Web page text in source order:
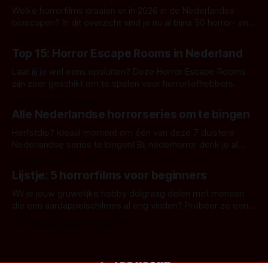
Welke horrorfilms draaien er in 2026 in de Nederlandse
bioscopen? In dit overzicht vind je nu al bijna 50 horror- en
Top 15: Horror Escape Rooms in Nederland
Laat jij je wel eens opsluiten? Deze Horror Escape Rooms
zijn zeer geschikt om te spelen voor horrorliefhebbers.
Alle Nederlandse horrorseries om te bingen
Herfstdip? Ideaal moment om één van deze 7 duistere
Nederlandse series te bingen! Bij nederhorror denk je al
Amsterdamned of The Johnsons. Maar Nederlandse horror
is niet beperkt tot films. Hier een aantal Nederlandse tv-
series uit het duistere of horrorgenre. Als
Lijstje: 5 horrorfilms voor beginners
Wil je jouw gruwelijke hobby dolgraag delen met mensen
die een aardappelschilmes al eng vinden? Probeer ze eens